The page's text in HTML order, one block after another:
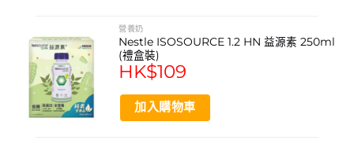
https://www.nutricia.com.hk/fortisip
the
product
page
營養奶
Nestle ISOSOURCE 1.2 HN 益源素 250ml
(禮盒裝)
HK$109
加入購物車